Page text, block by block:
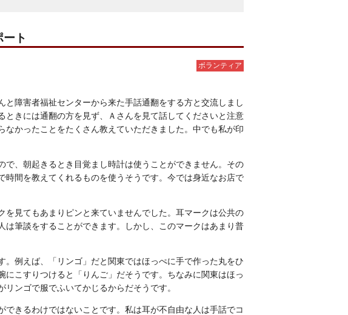
ト
ボランティア
障害者福祉センターから来た手話通翻をする方と交流しまし
ときには通翻の方を見ず、Ａさんを見て話してくださいと注意
なかったことをたくさん教えていただきました。中でも私が印
、朝起きるとき目覚まし時計は使うことができません。その
時間を教えてくれるものを使うそうです。今では身近なお店で
見てもあまりピンと来ていませんでした。耳マークは公共の
は筆談をすることができます。しかし、このマークはあまり普
例えば、「リンゴ」だと関東ではほっぺに手で作った丸をひ
にこすりつけると「りんご」だそうです。ちなみに関東はほっ
ンゴで服でふいてかじるからだそうです。
きるわけではないことです。私は耳が不自由な人は手話でコ